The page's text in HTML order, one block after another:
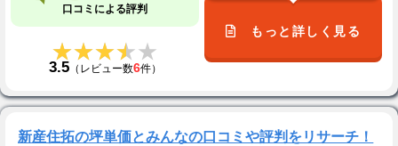
口コミによる評判
★★★★★
★★★★★
3.5（レビュー数6件）
もっと詳しく見る
新産住拓の坪単価とみんなの口コミや評判をリサーチ！